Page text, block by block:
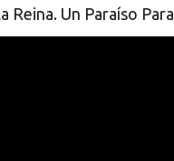
Reina. Un Paraíso